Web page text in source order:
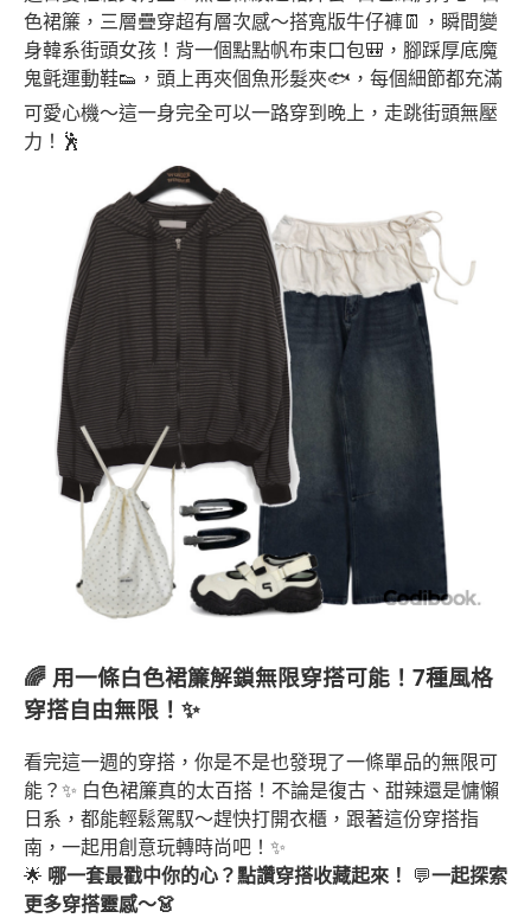
色裙簾，三層疊穿超有層次感～搭寬版牛仔褲👖，瞬間變
身韓系街頭女孩！背一個點點帆布束口包🎒，腳踩厚底魔
鬼氈運動鞋👟，頭上再夾個魚形髮夾🐟，每個細節都充滿
可愛心機～這一身完全可以一路穿到晚上，走跳街頭無壓
力！🕺
🌈 用一條白色裙簾解鎖無限穿搭可能！7種風格
穿搭自由無限！✨
看完這一週的穿搭，你是不是也發現了一條單品的無限可
能？✨ 白色裙簾真的太百搭！不論是復古、甜辣還是慵懶
日系，都能輕鬆駕馭～趕快打開衣櫃，跟著這份穿搭指
南，一起用創意玩轉時尚吧！✨
🌟 哪一套最戳中你的心？點讚穿搭收藏起來！ 💬一起探索
更多穿搭靈感～👗